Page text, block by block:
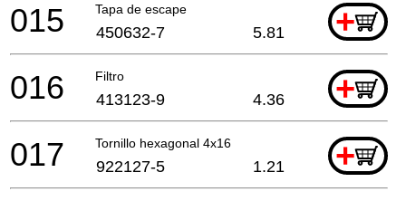
Tapa de escape +
015 450632-7 5.81
Filtro +
016 413123-9 4.36
Tornillo hexagonal 4x16 +
017 922127-5 1.21